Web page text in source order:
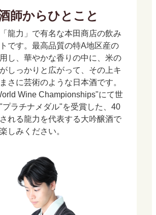
師からひとこと
龍力」で有名な本田商店の飲み
です。最高品質の特A地区産の
し、華やかな香りの中に、米の
しっかりと広がって、その上キ
さに芸術のような日本酒です。
Wine Championships"にて世
プラチナメダル"を受賞した、40
れる龍力を代表する大吟醸酒で
しみください。